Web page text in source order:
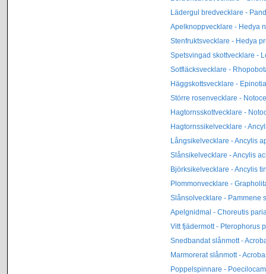
Lädergul bredvecklare -
Apelknoppvecklare - Hedya
Stenfruktsvecklare - Hedya
Spetsvingad skottvecklare -
Sotfläcksvecklare -
Häggskottsvecklare -
Större rosenvecklare -
Hagtornsskottvecklare -
Hagtornssikelvecklare -
Långsikelvecklare - Ancylis
Slånsikelvecklare - Ancylis
Björksikelvecklare - Ancylis
Plommonvecklare -
Slånsolvecklare - Pammene
Apelgnidmal - Choreutis
Vitt fjädermott - Pterophorus
Snedbandat slånmott -
Marmorerat slånmott -
Poppelspinnare -